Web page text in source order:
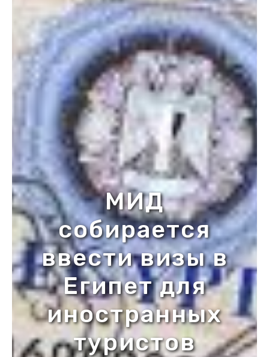
МИД
собирается
ввести визы в
Египет для
иностранных
туристов